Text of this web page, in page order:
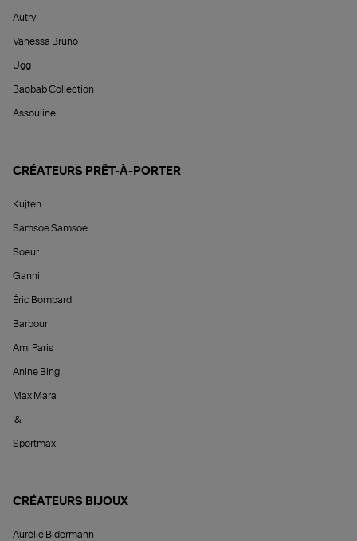
Autry
Vanessa Bruno
Ugg
Baobab Collection
Assouline
CRÉATEURS PRÊT-À-PORTER
Kujten
Samsoe Samsoe
Soeur
Ganni
Éric Bompard
Barbour
Ami Paris
Anine Bing
Max Mara
&
Sportmax
CRÉATEURS BIJOUX
Aurélie Bidermann